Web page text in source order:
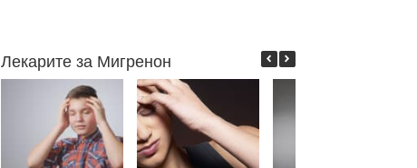
Лекарите за Мигренон